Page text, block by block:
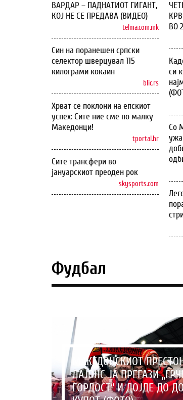
ВАРДАР – ПАДНАТИОТ ГИГАНТ,
КОЈ НЕ СЕ ПРЕДАВА (ВИДЕО)
telma.com.mk
Син на поранешен српски
селектор шверцувал 115
килограми кокаин
blic.rs
Хрват се поклони на епскиот
успех: Сите ние сме по малку
Македонци!
tportal.hr
Сите трансфери во
јануарскиот преоден рок
skysports.com
ВО
си
Со
Фудбал
МАКЕДОНСКИОТ
ЛАЈОНС ЈА ПРЕГАЗИ
ГОРДОСТ“ И ДОЈДЕ ДО